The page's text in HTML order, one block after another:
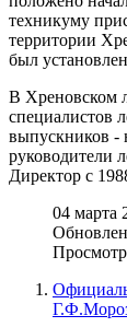
техникуму
территории
был
В Хреновском
специалистов
выпускников -
руководители
Директор с
04 марта